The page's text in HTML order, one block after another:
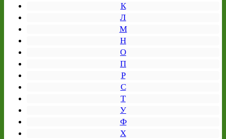
К
Л
М
Н
О
П
Р
С
Т
У
Ф
Х